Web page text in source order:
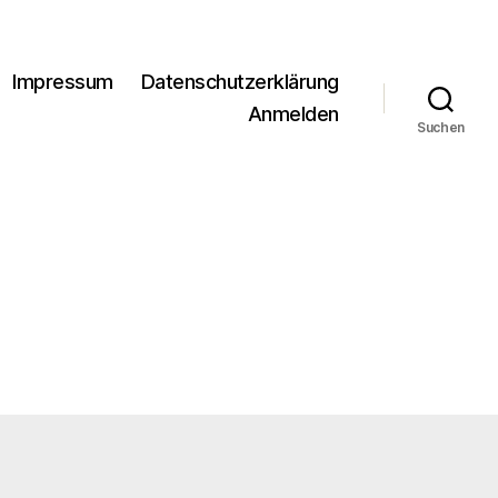
Impressum
Datenschutzerklärung
Anmelden
Suchen